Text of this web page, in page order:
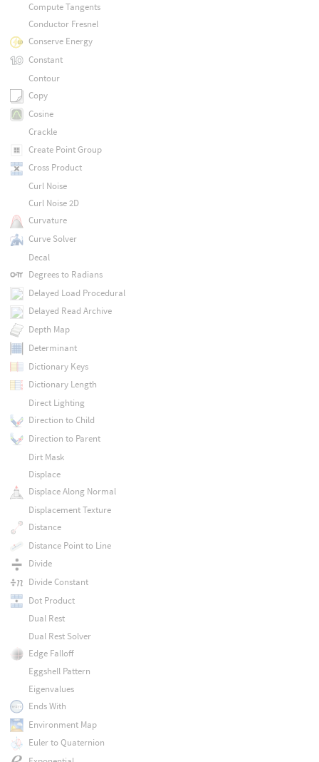
Compute Tangents
Conductor Fresnel
Conserve Energy
Constant
Contour
Copy
Cosine
Crackle
Create Point Group
Cross Product
Curl Noise
Curl Noise 2D
Curvature
Curve Solver
Decal
Degrees to Radians
Delayed Load Procedural
Delayed Read Archive
Depth Map
Determinant
Dictionary Keys
Dictionary Length
Direct Lighting
Direction to Child
Direction to Parent
Dirt Mask
Displace
Displace Along Normal
Displacement Texture
Distance
Distance Point to Line
Divide
Divide Constant
Dot Product
Dual Rest
Dual Rest Solver
Edge Falloff
Eggshell Pattern
Eigenvalues
Ends With
Environment Map
Euler to Quaternion